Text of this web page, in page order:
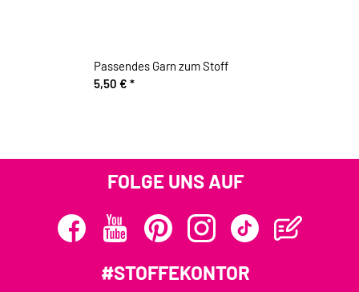
Passendes Garn zum Stoff
5,50 € *
FOLGE UNS AUF
#STOFFEKONTOR